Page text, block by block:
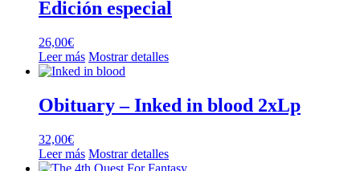
Edición especial
26,00€
Leer más Mostrar detalles
Obituary – Inked in blood 2xLp
32,00€
Leer más Mostrar detalles